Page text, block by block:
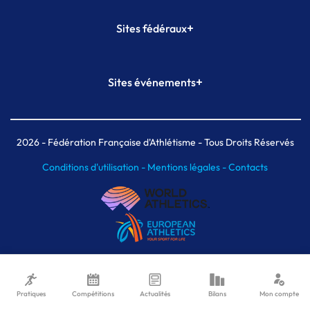
Sites fédéraux+
Plateforme Formation
Sites événements+
Meeting de Paris indoor
MAIF Ekiden de Paris
2026- Fédération Française d'Athlétisme - Tous Droits Réservés
Conditions d'utilisation - Mentions légales -Contacts
Pratiques Compétitions Actualités Bilans Mon compte